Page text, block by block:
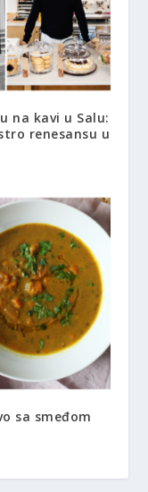
na kavi u Salu:
renesansu u
sa smeđom